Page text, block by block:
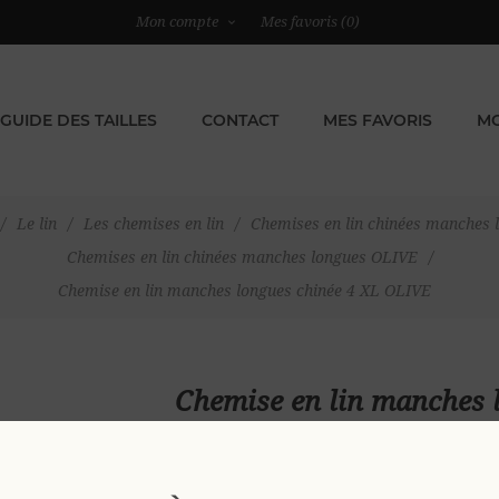
Mon compte Mes favoris (0)
GUIDE DES TAILLES CONTACT MES FAVORIS
/ Le lin / Les chemises en lin / Chemises en lin chinées manches
Chemises en lin chinées manches longues OLIVE
/
Chemise en lin manches longues chinée 4 XL OLIVE
Chemise en lin